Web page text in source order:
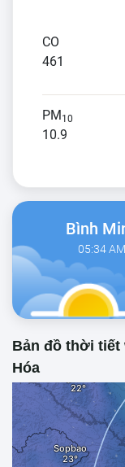
CO
461
PM10
10.9
Bình
05:34 AM
Bản đồ thời tiết
Hóa